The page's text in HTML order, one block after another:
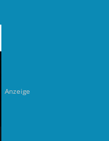
Anzeige